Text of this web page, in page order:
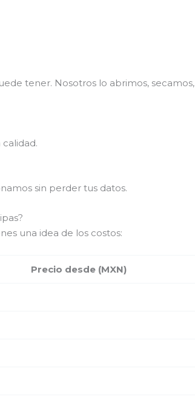
tener. Nosotros lo abrimos, secamos,
sin perder tus datos.
una idea de los costos:
Precio desde (MXN)